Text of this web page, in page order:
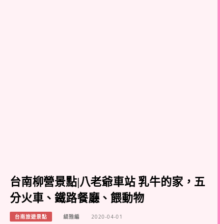
台南柳營景點|八老爺車站 乳牛的家，五
分火車、鐵路餐廳、餵動物
台南旅遊景點 緹雅編 2020-04-01